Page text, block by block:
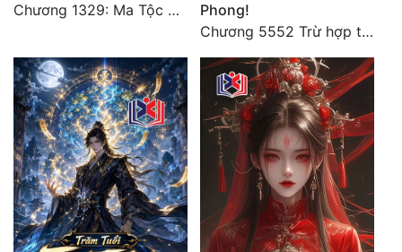
Chương 1329: Ma Tộc đại công chúa Thương Nguyệt
Phong!
Chương 5552 Trừ hợp tác, không còn cách nào khác!